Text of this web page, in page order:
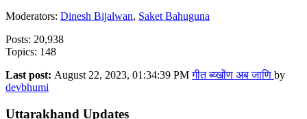
Moderators: Dinesh Bijalwan, Saket Bahuguna
Posts: 20,938
Topics: 148
Last post: August 22, 2023, 01:34:39 PMगीत ब्य्खोंण अब जाणि by
devbhumi
Uttarakhand Updates